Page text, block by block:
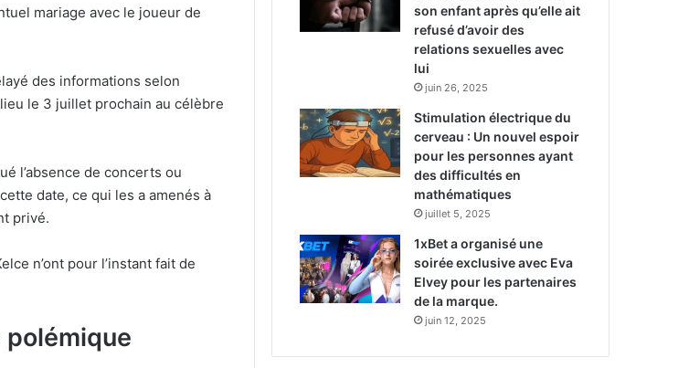
mariage avec le joueur de
des informations selon
le 3 juillet prochain au célèbre
l’absence de concerts ou
date, ce qui les a amenés à
privé.
n’ont pour l’instant fait de
son enfant après qu’elle ait
refusé d’avoir des
relations sexuelles avec
lui
juin 26, 2025
Stimulation électrique du
cerveau : Un nouvel espoir
pour les personnes ayant
des difficultés en
mathématiques
juillet 5, 2025
1xBet a organisé une
soirée exclusive avec Eva
Elvey pour les partenaires
de la marque.
juin 12, 2025